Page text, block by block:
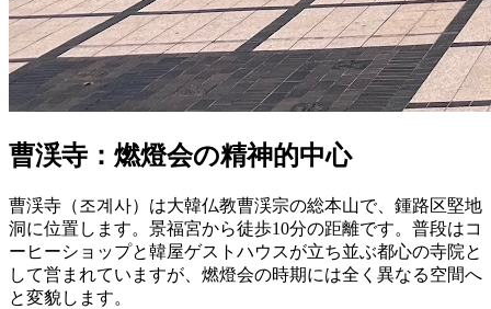
曹渓寺：燃燈会の精神的中心
曹渓寺（조계사）は大韓仏教曹渓宗の総本山で、鍾路区堅地
洞に位置します。景福宮から徒歩10分の距離です。普段はコ
ーヒーショップと韓屋ゲストハウスが立ち並ぶ都心の寺院と
して営まれていますが、燃燈会の時期には全く異なる空間へ
と変貌します。